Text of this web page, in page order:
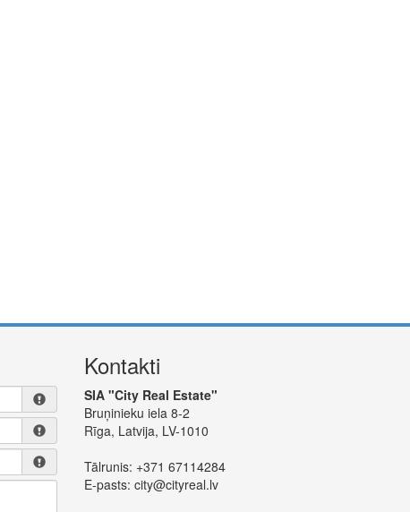
Kontakti
SIA "City Real Estate"
Bruņinieku iela 8-2
Rīga, Latvija, LV-1010
Tālrunis: +371 67114284
E-pasts: city@cityreal.lv